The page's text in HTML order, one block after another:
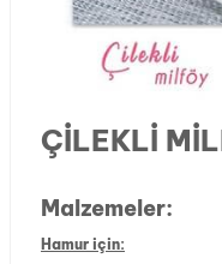
ÇİLEKLİ
Malzemeler:
Hamur için: